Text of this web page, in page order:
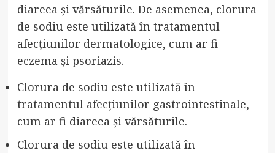
diareea și vărsăturile. De asemenea, clorura
de sodiu este utilizată în tratamentul
afecțiunilor dermatologice, cum ar fi
eczema și psoriazis.
Clorura de sodiu este utilizată în
tratamentul afecțiunilor gastrointestinale,
cum ar fi diareea și vărsăturile.
Clorura de sodiu este utilizată în